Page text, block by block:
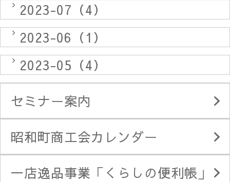
2023-07（4）
2023-06（1）
2023-05（4）
セミナー案内
昭和町商工会カレンダー
一店逸品事業「くらしの便利帳」